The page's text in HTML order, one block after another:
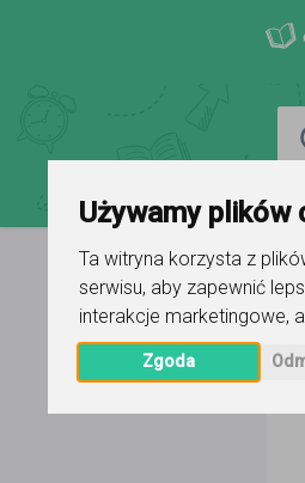
Używamy plików
Ta witryna korzysta z
serwisu, aby zapewnić
interakcje marketingowe,
Zgoda